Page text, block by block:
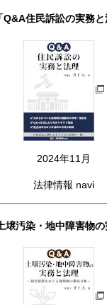
Q&A住民訴訟の実務と
2024年11月
法律情報 navi
壌汚染・地中障害物の